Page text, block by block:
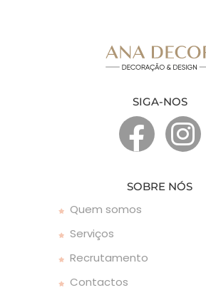
SIGA-NOS
SOBRE NÓS
Quem somos
Serviços
Recrutamento
Contactos